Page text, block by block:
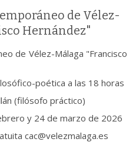
de Vélez-
Hernández"
de Vélez-Málaga "Francisco
poética a las 18 horas
(filósofo práctico)
y 24 de marzo de 2026
cac@velezmalaga.es